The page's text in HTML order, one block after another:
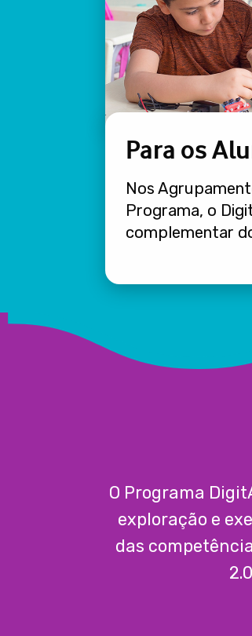
Para os
Nos
Programa, o
complementar
O Programa
exploração e
das